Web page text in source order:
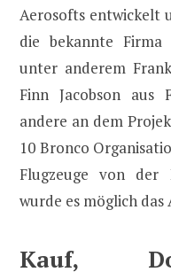
Aerosofts entwickelt
die bekannte
unter anderem
Finn Jacobson
andere an dem
10 Bronco
Flugzeuge von der
wurde es möglich
Kauf,